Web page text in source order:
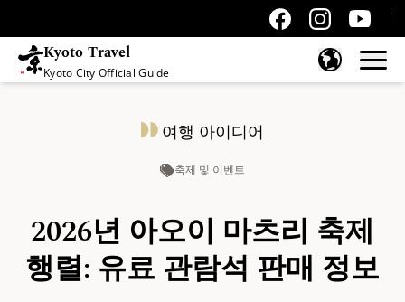
Kyoto Travel
Kyoto City Official Guide
여행 아이디어
축제 및 이벤트
2026년 아오이 마츠리 축제
행렬: 유료 관람석 판매 정보